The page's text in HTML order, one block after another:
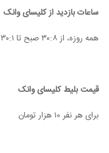
ساعات بازدید از کلیسای وانک
همه روزه، از ۸ :۳۰ صبح تا ۱ :۳۰ بعد از ظهر و ۴ بعد از ظهر تا ۶
قیمت بلیط کلیسای وانک
برای هر نفر ۱۰ هزار تومان